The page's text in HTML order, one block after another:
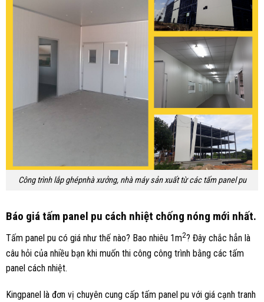
Công trình lắp ghépnhà xưởng, nhà máy sản xuất từ các tấm panel pu
Báo giá tấm panel pu cách nhiệt chống nóng mới nhất.
Tấm panel pu có giá như thế nào? Bao nhiêu 1m2? Đây chắc hẳn là
câu hỏi của nhiều bạn khi muốn thi công công trình bằng các tấm
panel cách nhiệt.
Kingpanel là đơn vị chuyên cung cấp tấm panel pu với giá cạnh tranh